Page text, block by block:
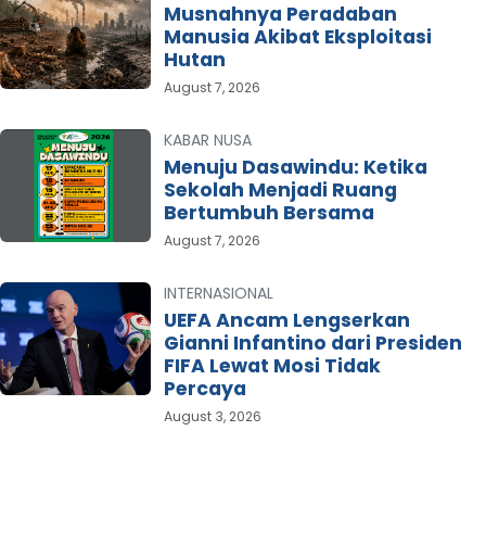
Musnahnya Peradaban
Manusia Akibat Eksploitasi
Hutan
August 7, 2026
KABAR NUSA
Menuju Dasawindu: Ketika
Sekolah Menjadi Ruang
Bertumbuh Bersama
August 7, 2026
INTERNASIONAL
UEFA Ancam Lengserkan
Gianni Infantino dari Presiden
FIFA Lewat Mosi Tidak
Percaya
August 3, 2026